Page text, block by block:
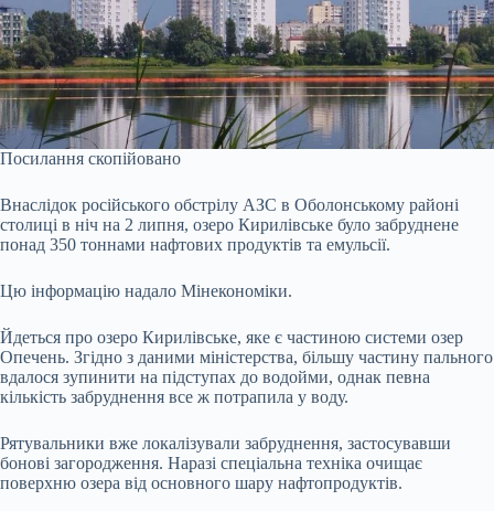
Посилання скопійовано
Внаслідок російського обстрілу АЗС в Оболонському районі
столиці в ніч на 2 липня, озеро Кирилівське було забруднене
понад 350 тоннами нафтових продуктів та емульсії.
Цю інформацію надало Мінекономіки.
Йдеться про озеро Кирилівське, яке є частиною системи озер
Опечень. Згідно з даними міністерства, більшу частину пального
вдалося зупинити на підступах до водойми, однак певна
кількість забруднення все ж потрапила у воду.
Рятувальники вже локалізували забруднення, застосувавши
бонові загородження. Наразі спеціальна техніка очищає
поверхню озера від основного шару нафтопродуктів.